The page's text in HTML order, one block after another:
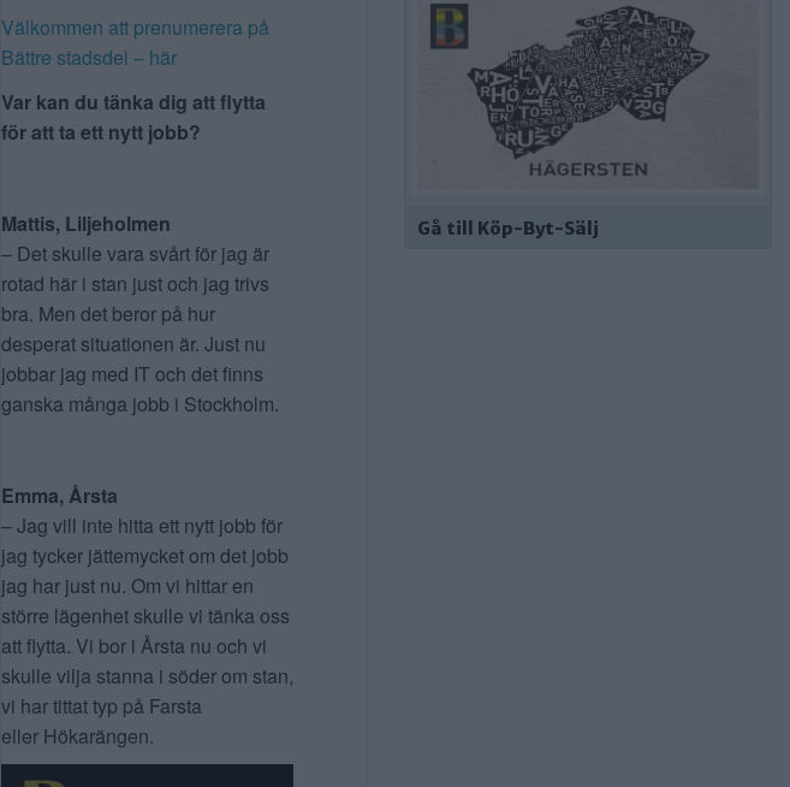
Välkommen att prenumerera på
Bättre stadsdel – här
Var kan du tänka dig att flytta
för att ta ett nytt jobb?
Mattis, Liljeholmen
– Det skulle vara svårt för jag är
rotad här i stan just och jag trivs
bra. Men det beror på hur
desperat situationen är. Just nu
jobbar jag med IT och det finns
ganska många jobb i Stockholm.
Emma, Årsta
– Jag vill inte hitta ett nytt jobb för
jag tycker jättemycket om det jobb
jag har just nu. Om vi hittar en
större lägenhet skulle vi tänka oss
att flytta. Vi bor i Årsta nu och vi
skulle vilja stanna i söder om stan,
vi har tittat typ på Farsta
eller Hökarängen.
Gå till Köp-Byt-Sälj